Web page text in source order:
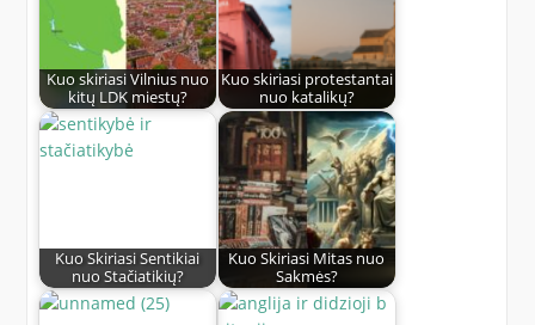
Kuo skiriasi Vilnius nuo
kitų LDK miestų?
Kuo skiriasi protestantai
nuo katalikų?
Kuo Skiriasi Sentikiai
nuo Stačiatikių?
Kuo Skiriasi Mitas nuo
Sakmės?